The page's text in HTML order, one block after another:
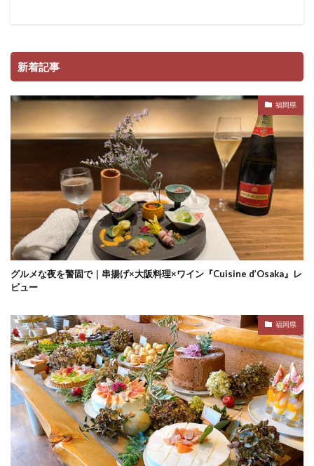
新着記事
福岡県
グルメな夜を警固で｜串揚げ×大阪料理×ワイン『Cuisine d’Osaka』レ
ビュー
福岡県